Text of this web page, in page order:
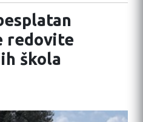
redovite
škola